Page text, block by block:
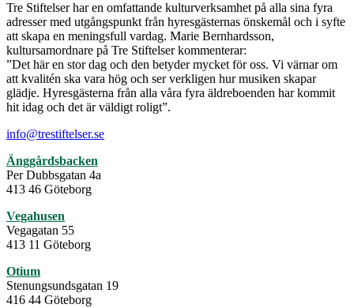
Tre Stiftelser har en omfattande kulturverksamhet på alla sina fyra
adresser med utgångspunkt från hyresgästernas önskemål och i syfte
att skapa en meningsfull vardag. Marie Bernhardsson,
kultursamordnare på Tre Stiftelser kommenterar:
”Det här en stor dag och den betyder mycket för oss. Vi värnar om
att kvalitén ska vara hög och ser verkligen hur musiken skapar
glädje. Hyresgästerna från alla våra fyra äldreboenden har kommit
hit idag och det är väldigt roligt”.
info@trestiftelser.se
Änggårdsbacken
Per Dubbsgatan 4a
413 46 Göteborg
Vegahusen
Vegagatan 55
413 11 Göteborg
Otium
Stenungsundsgatan 19
416 44 Göteborg